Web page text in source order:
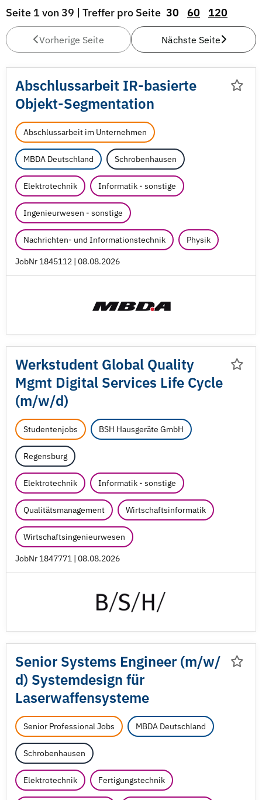
Seite 1 von 39 | Treffer pro Seite 30 60 120
Vorherige Seite Nächste Seite
Abschlussarbeit IR-basierte
Objekt-Segmentation
Abschlussarbeit im Unternehmen
MBDA Deutschland Schrobenhausen
Elektrotechnik Informatik - sonstige
Ingenieurwesen - sonstige
Nachrichten- und Informationstechnik Physik
JobNr 1845112 | 08.08.2026
Werkstudent Global Quality
Mgmt Digital Services Life Cycle
(m/w/d)
Studentenjobs BSH Hausgeräte GmbH
Regensburg
Elektrotechnik Informatik - sonstige
Qualitätsmanagement Wirtschaftsinformatik
Wirtschaftsingenieurwesen
JobNr 1847771 | 08.08.2026
Senior Systems Engineer (m/w/
d) Systemdesign für
Laserwaffensysteme
Senior Professional Jobs MBDA Deutschland
Schrobenhausen
Elektrotechnik Fertigungstechnik